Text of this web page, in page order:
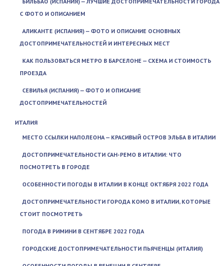
С ФОТО И ОПИСАНИЕМ
АЛИКАНТЕ (ИСПАНИЯ) — ФОТО И ОПИСАНИЕ ОСНОВНЫХ
ДОСТОПРИМЕЧАТЕЛЬНОСТЕЙ И ИНТЕРЕСНЫХ МЕСТ
КАК ПОЛЬЗОВАТЬСЯ МЕТРО В БАРСЕЛОНЕ — СХЕМА И СТОИМОСТЬ
ПРОЕЗДА
СЕВИЛЬЯ (ИСПАНИЯ) — ФОТО И ОПИСАНИЕ
ДОСТОПРИМЕЧАТЕЛЬНОСТЕЙ
ИТАЛИЯ
МЕСТО ССЫЛКИ НАПОЛЕОНА — КРАСИВЫЙ ОСТРОВ ЭЛЬБА В ИТАЛИИ
ДОСТОПРИМЕЧАТЕЛЬНОСТИ САН-РЕМО В ИТАЛИИ: ЧТО
ПОСМОТРЕТЬ В ГОРОДЕ
ОСОБЕННОСТИ ПОГОДЫ В ИТАЛИИ В КОНЦЕ ОКТЯБРЯ 2022 ГОДА
ДОСТОПРИМЕЧАТЕЛЬНОСТИ ГОРОДА КОМО В ИТАЛИИ, КОТОРЫЕ
СТОИТ ПОСМОТРЕТЬ
ПОГОДА В РИМИНИ В СЕНТЯБРЕ 2022 ГОДА
ГОРОДСКИЕ ДОСТОПРИМЕЧАТЕЛЬНОСТИ ПЬЯЧЕНЦЫ (ИТАЛИЯ)